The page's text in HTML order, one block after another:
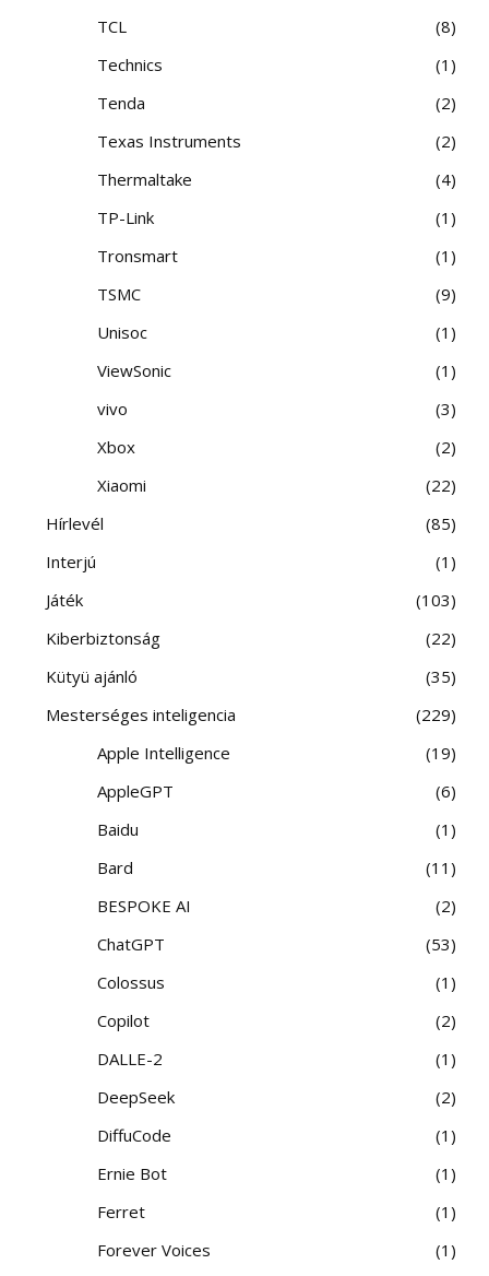
TCL
8
Technics
1
Tenda
2
Texas Instruments
2
Thermaltake
4
TP-Link
1
Tronsmart
1
TSMC
9
Unisoc
1
ViewSonic
1
vivo
3
Xbox
2
Xiaomi
22
Hírlevél
85
Interjú
1
Játék
103
Kiberbiztonság
22
Kütyü ajánló
35
Mesterséges inteligencia
229
Apple Intelligence
19
AppleGPT
6
Baidu
1
Bard
11
BESPOKE AI
2
ChatGPT
53
Colossus
1
Copilot
2
DALLE-2
1
DeepSeek
2
DiffuCode
1
Ernie Bot
1
Ferret
1
Forever Voices
1